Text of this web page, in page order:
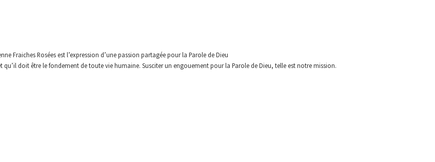
Fraiches Rosées est l’expression d’une passion partagée pour la Parole de Dieu
doit être le fondement de toute vie humaine. Susciter un engouement pour la Parole de Dieu, telle estnotre mission.